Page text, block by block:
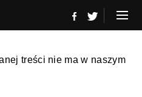
treści nie ma w naszym